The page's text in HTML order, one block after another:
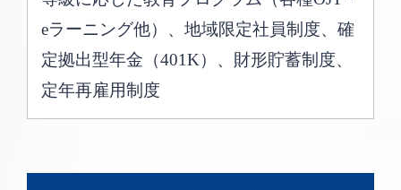
eラーニング他）、地域限定社員制度、確
定拠出型年金（401K）、財形貯蓄制度、
定年再雇用制度